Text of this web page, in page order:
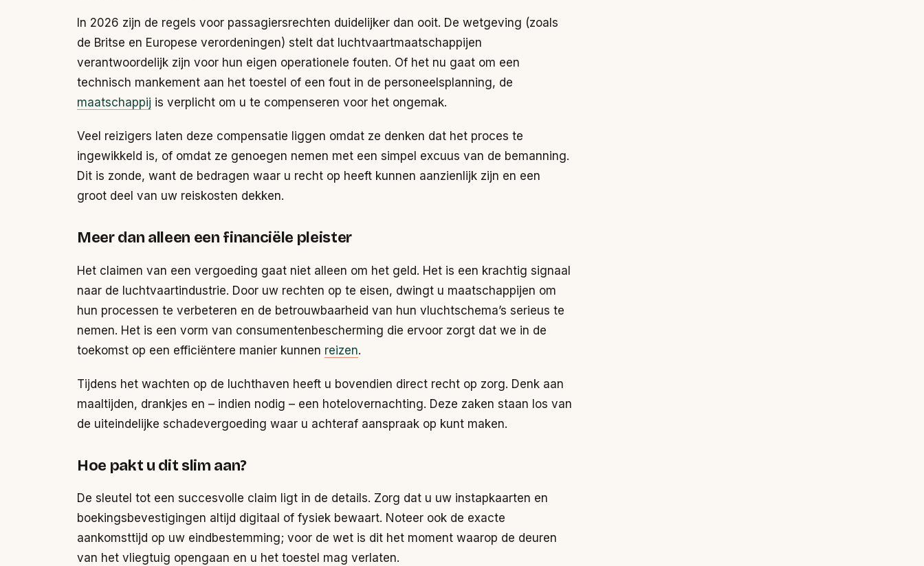
In 2026 zijn de regels voor passagiersrechten duidelijker dan ooit. De wetgeving (zoals
de Britse en Europese verordeningen) stelt dat luchtvaartmaatschappijen
verantwoordelijk zijn voor hun eigen operationele fouten. Of het nu gaat om een
technisch mankement aan het toestel of een fout in de personeelsplanning, de
maatschappij is verplicht om u te compenseren voor het ongemak.
Veel reizigers laten deze compensatie liggen omdat ze denken dat het proces te
ingewikkeld is, of omdat ze genoegen nemen met een simpel excuus van de bemanning.
Dit is zonde, want de bedragen waar u recht op heeft kunnen aanzienlijk zijn en een
groot deel van uw reiskosten dekken.
Meer dan alleen een financiële pleister
Het claimen van een vergoeding gaat niet alleen om het geld. Het is een krachtig signaal
naar de luchtvaartindustrie. Door uw rechten op te eisen, dwingt u maatschappijen om
hun processen te verbeteren en de betrouwbaarheid van hun vluchtschema’s serieus te
nemen. Het is een vorm van consumentenbescherming die ervoor zorgt dat we in de
toekomst op een efficiëntere manier kunnen reizen.
Tijdens het wachten op de luchthaven heeft u bovendien direct recht op zorg. Denk aan
maaltijden, drankjes en – indien nodig – een hotelovernachting. Deze zaken staan los van
de uiteindelijke schadevergoeding waar u achteraf aanspraak op kunt maken.
Hoe pakt u dit slim aan?
De sleutel tot een succesvolle claim ligt in de details. Zorg dat u uw instapkaarten en
boekingsbevestigingen altijd digitaal of fysiek bewaart. Noteer ook de exacte
aankomsttijd op uw eindbestemming; voor de wet is dit het moment waarop de deuren
van het vliegtuig opengaan en u het toestel mag verlaten.